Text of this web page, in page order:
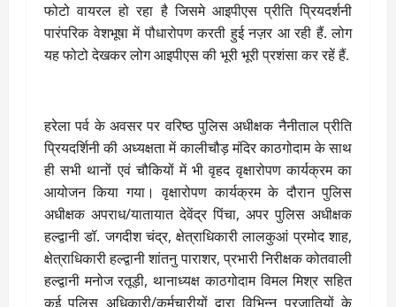
फोटो वायरल हो रहा है जिसमे आइपीएस प्रीति प्रियदर्शनी
पारंपरिक वेशभूषा में पौधारोपण करती हुई नज़र आ रही हैं. लोग
यह फोटो देखकर लोग आइपीएस की भूरी भूरी प्रशंसा कर रहें हैं.
हरेला पर्व के अवसर पर वरिष्ठ पुलिस अधीक्षक नैनीताल प्रीति
प्रियदर्शिनी की अध्यक्षता में कालीचौड़ मंदिर काठगोदाम के साथ
ही सभी थानों एवं चौकियों में भी वृहद वृक्षारोपण कार्यक्रम का
आयोजन किया गया। वृक्षारोपण कार्यक्रम के दौरान पुलिस
अधीक्षक अपराध/यातायात देवेंद्र पिंचा, अपर पुलिस अधीक्षक
हल्द्वानी डॉ. जगदीश चंद्र, क्षेत्राधिकारी लालकुआं प्रमोद शाह,
क्षेत्राधिकारी हल्द्वानी शांतनु पाराशर, प्रभारी निरीक्षक कोतवाली
हल्द्वानी मनोज रतूड़ी, थानाध्यक्ष काठगोदाम विमल मिश्र सहित
कई पुलिस अधिकारी/कर्मचारीयों द्वारा विभिन्न प्रजातियों के